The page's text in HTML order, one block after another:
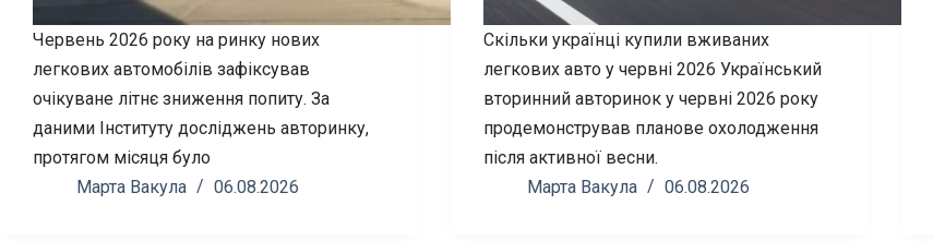
Червень 2026 року на ринку нових
легкових автомобілів зафіксував
очікуване літнє зниження попиту. За
даними Інституту досліджень авторинку,
протягом місяця було
Марта Вакула
06.08.2026
Скільки українці купили вживаних
легкових авто у червні 2026 Український
вторинний авторинок у червні 2026 року
продемонстрував планове охолодження
після активної весни.
Марта Вакула
06.08.2026